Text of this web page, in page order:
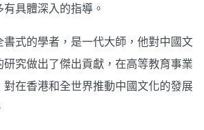
具體深入的指導。
式的學者，是一代大師，他對中國文
究做出了傑出貢獻，在高等教育事業
在香港和全世界推動中國文化的發展